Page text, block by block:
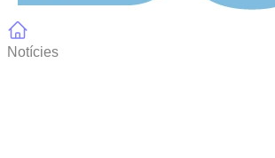
Notícies